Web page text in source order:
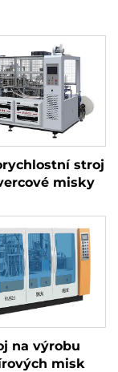
stroj
misky
na výrobu
misk